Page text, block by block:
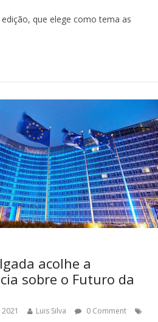
que elege como tema as
acolhe a
sobre o Futuro da
Luis Silva
0 Comment